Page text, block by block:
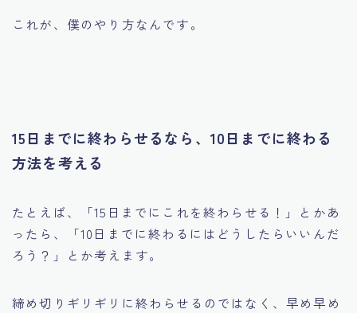
これが、僕のやり方なんです。
15日までに終わらせるなら、10日までに終わる
方法を考える
たとえば、「15日までにこれを終わらせる！」とかあ
ったら、「10日までに終わるにはどうしたらいいんだ
ろう？」とか考えます。
締め切りギリギリに終わらせるのではなく、早め早め